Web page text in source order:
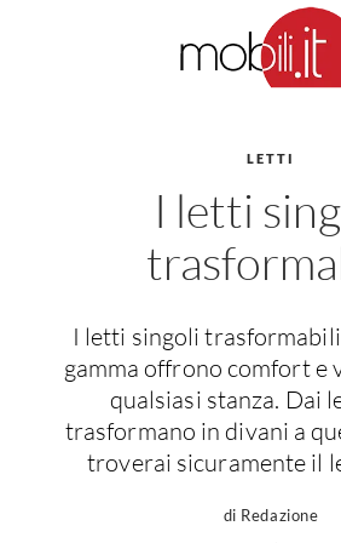
Cucine Moderne
Cucine Country
Consigli Cucine
Attrezzature Interne
Elettrodomestici
Frigoriferi
LETTI
I letti
I letti singoli
gamma offrono comfort e
qualsiasi stanza. Dai
trasformano in divani a
troverai sicuramente il
di Redazione